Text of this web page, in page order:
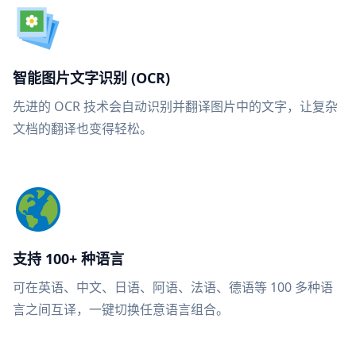
智能图片文字识别 (OCR)
先进的 OCR 技术会自动识别并翻译图片中的文字，让复杂
文档的翻译也变得轻松。
支持 100+ 种语言
可在英语、中文、日语、阿语、法语、德语等 100 多种语
言之间互译，一键切换任意语言组合。